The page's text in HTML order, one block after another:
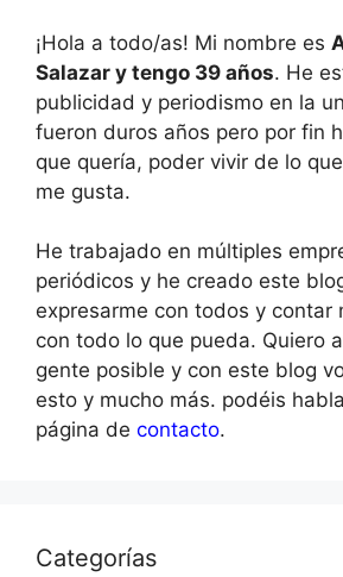
¡Hola a todo/as! Mi nombre es
Salazar y tengo 39 años. He
publicidad y periodismo en la
fueron duros años pero por fin
que quería, poder vivir de lo
me gusta.
He trabajado en múltiples
periódicos y he creado este
expresarme con todos y contar
con todo lo que pueda. Quiero
gente posible y con este blog
esto y mucho más. podéis
página de contacto.
Categorías